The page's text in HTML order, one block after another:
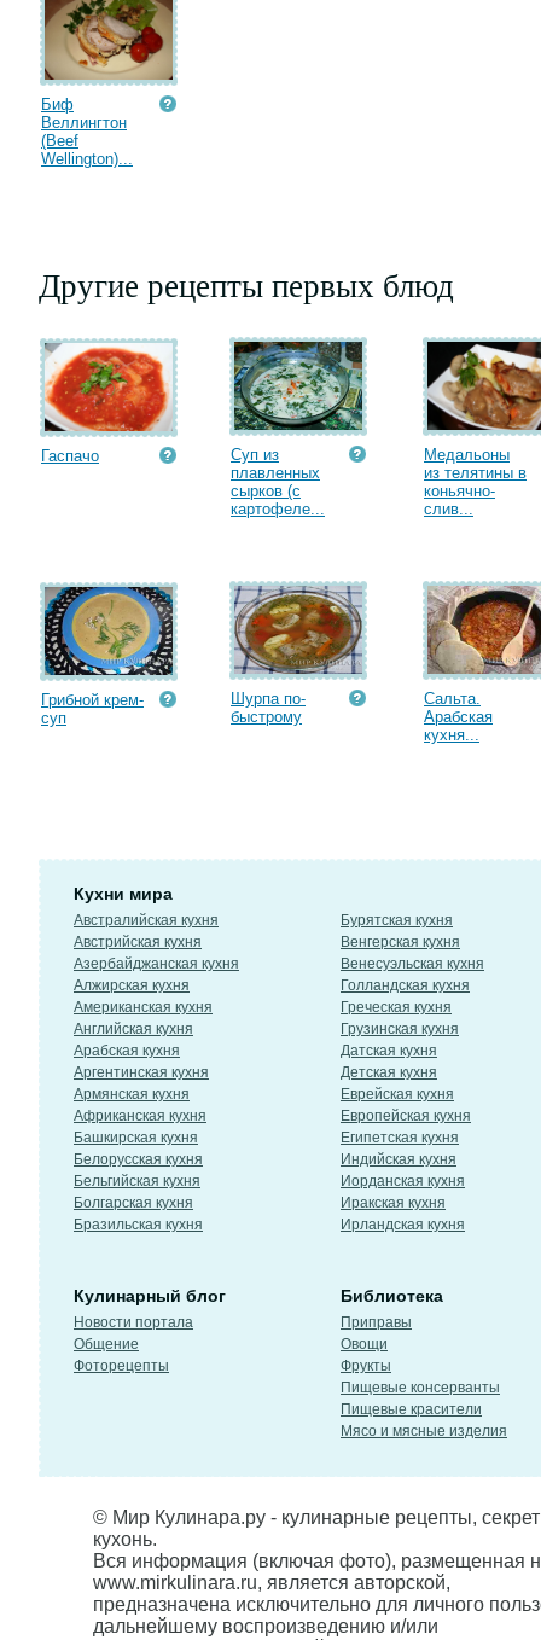
Биф
Веллингтон
(Beef
Wellington)...
Другие рецепты первых блюд
Гаспачо
Суп из
плавленных
сырков (с
картофеле...
Медальоны
из телятины в
коньячно-
слив...
Грибной крем-
суп
Шурпа по-
быстрому
Сальта.
Арабская
кухня...
Кухни мира
Австралийская кухня
Австрийская кухня
Азербайджанская кухня
Алжирская кухня
Американская кухня
Английская кухня
Арабская кухня
Аргентинская кухня
Армянская кухня
Африканская кухня
Башкирская кухня
Белорусская кухня
Бельгийская кухня
Болгарская кухня
Бразильская кухня
Бурятская кухня
Венгерская кухня
Венесуэльская кухня
Голландская кухня
Греческая кухня
Грузинская кухня
Датская кухня
Детская кухня
Еврейская кухня
Европейская кухня
Египетская кухня
Индийская кухня
Иорданская кухня
Иракская кухня
Ирландская кухня
Кулинарный блог
Новости портала
Общение
Фоторецепты
Библиотека
Приправы
Овощи
Фрукты
Пищевые консерванты
Пищевые красители
Мясо и мясные изделия
© Мир Кулинара.ру - кулинарные рецепты,
кухонь.
Вся информация (включая фото), размещенная
www.mirkulinara.ru, является авторской,
предназначена исключительно для личного
дальнейшему воспроизведению и/или